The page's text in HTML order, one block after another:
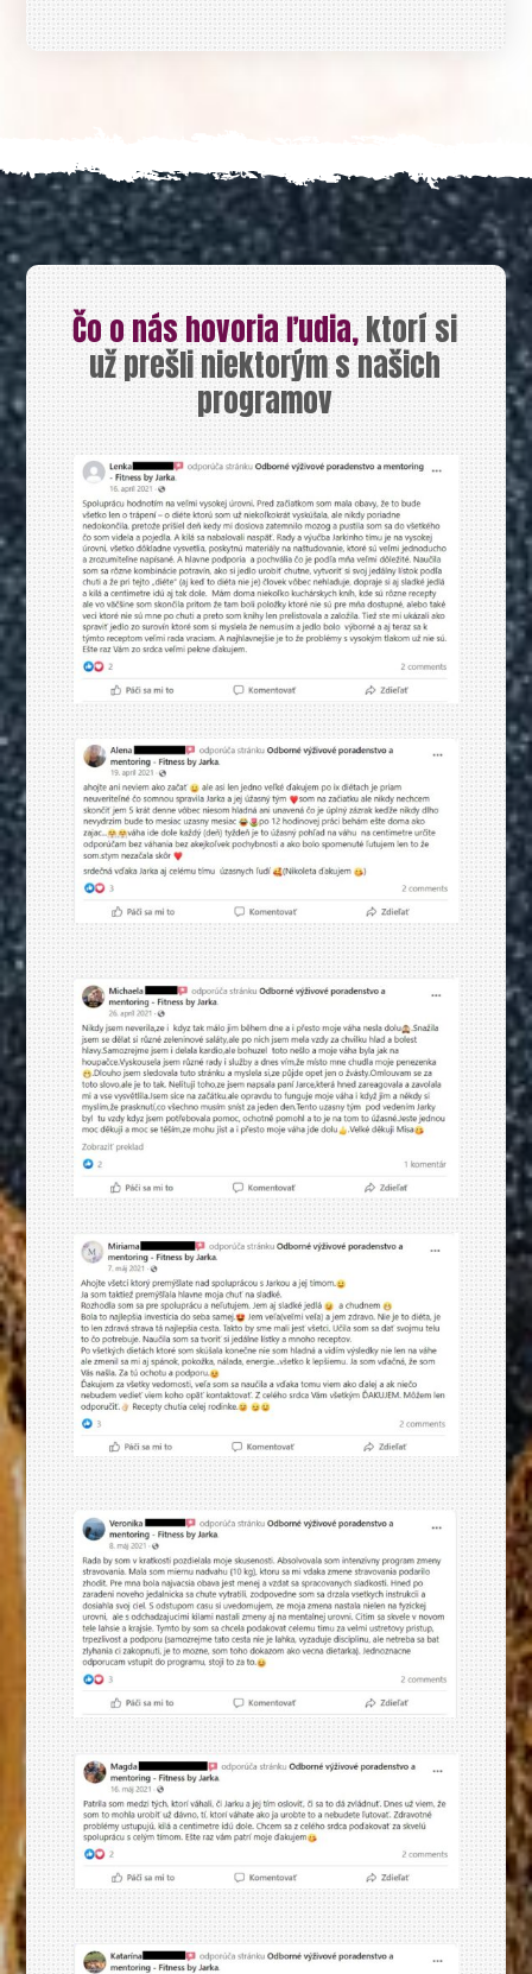
Čo o nás hovoria ľudia,ktorí si
už prešli niektorým s našich
programov